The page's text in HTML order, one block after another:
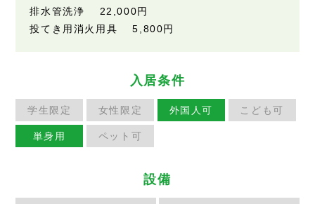
排水管洗浄 22,000円
投てき用消火用具 5,800円
入居条件
学生限定 女性限定 外国人可 こども可
単身用 ペット可
設備